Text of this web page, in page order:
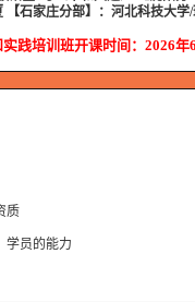
石家庄分部】：河北科技大学
践培训班开课时间：2026年
质
员的能力